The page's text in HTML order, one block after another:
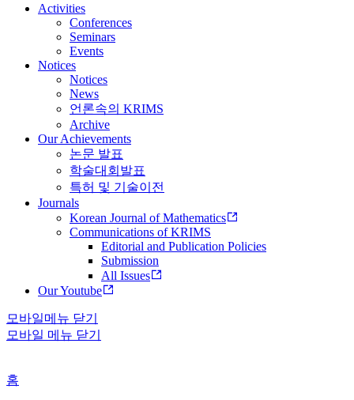
Activities
Conferences
Seminars
Events
Notices
Notices
News
언론속의 KRIMS
Archive
Our Achievements
논문 발표
학술대회발표
특허 및 기술이전
Journals
Korean Journal of Mathematics
Communications of KRIMS
Editorial and Publication Policies
Submission
All Issues
Our Youtube
모바일메뉴 닫기
모바일 메뉴 닫기
홈